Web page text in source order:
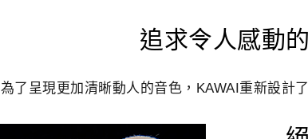
追求令人感動
為了呈現更加清晰動人的音色，KAWAI重新設計